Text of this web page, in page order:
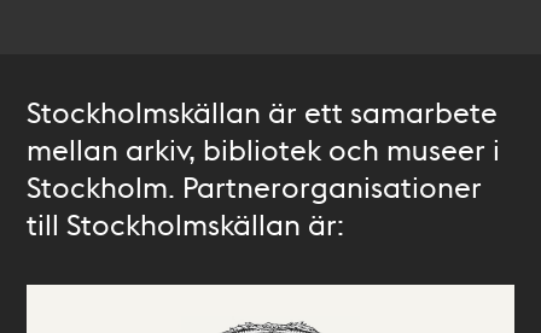
Stockholmskällan är ett samarbete
mellan arkiv, bibliotek och museer i
Stockholm. Partnerorganisationer
till Stockholmskällan är: